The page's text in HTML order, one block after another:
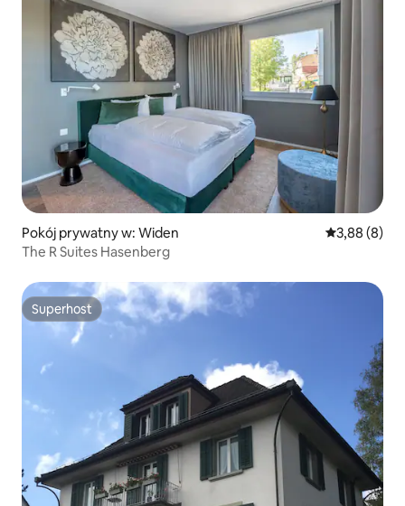
Pokój prywatny w: Widen Średnia
3,88 (8)
The R Suites Hasenberg
Superhost
Superhost